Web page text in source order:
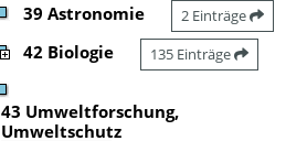
39 Astronomie 2 Einträge
42 Biologie 135 Einträge
43 Umweltforschung,
Umweltschutz